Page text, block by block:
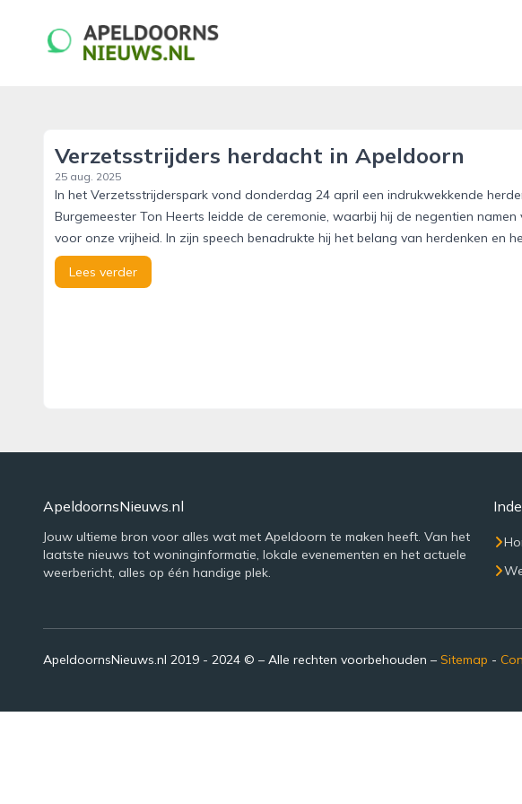
apeldoornsnieuws.nl
Verzetsstrijders herdacht in Apeldoorn
25 aug. 2025
In het Verzetsstrijderspark vond donderdag 24 april een indrukwekkende
Burgemeester Ton Heerts leidde de ceremonie, waarbij hij de negentien
voor onze vrijheid. In zijn speech benadrukte hij het belang van herdenken en
Lees verder
ApeldoornsNieuws.nl
Jouw ultieme bron voor alles wat met Apeldoorn te maken heeft. Van het
laatste nieuws tot woninginformatie, lokale evenementen en het actuele
weerbericht, alles op één handige plek.
ApeldoornsNieuws.nl 2019 - 2024 © – Alle rechten voorbehouden – Sitemap -